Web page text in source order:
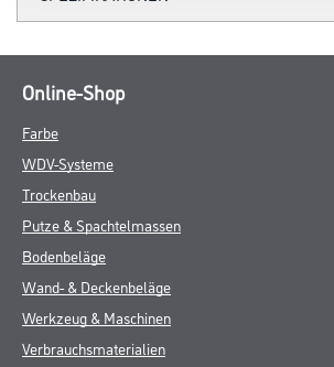
Online-Shop
Farbe
WDV-Systeme
Trockenbau
Putze & Spachtelmassen
Bodenbeläge
Wand- & Deckenbeläge
Werkzeug & Maschinen
Verbrauchsmaterialien